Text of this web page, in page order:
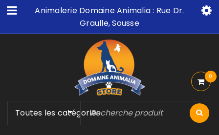
Animalerie Domaine Animalia : Rue Dr.
Graulle, Sousse
Toutes les catégories
0